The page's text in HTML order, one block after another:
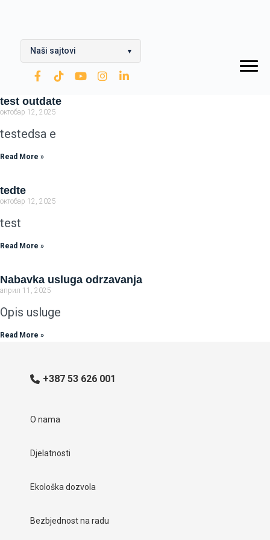
Naši sajtovi ▾
OPTIMA Grupa
Rafinerija ulja Modriča
Modriča Lubricants
Rafinerija nafte Brod
test outdate
октобар 12, 2025
testedsa e
Read More »
tedte
октобар 12, 2025
test
Read More »
Nabavka usluga odrzavanja
април 11, 2025
Opis usluge
Read More »
+387 53 626 001
O nama
Djelatnosti
Ekološka dozvola
Bezbjednost na radu